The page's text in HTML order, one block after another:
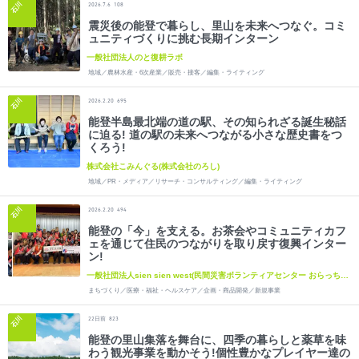
石川 2026.7.6 108
震災後の能登で暮らし、里山を未来へつなぐ。コミ
ュニティづくりに挑む長期インターン
一般社団法人のと復耕ラボ
地域／農林水産・6次産業／販売・接客／編集・ライティング
石川 2026.2.20 695
能登半島最北端の道の駅、その知られざる誕生秘話
に迫る! 道の駅の未来へつながる小さな歴史書をつ
くろう!
株式会社こみんぐる(株式会社のろし)
地域／PR・メディア／リサーチ・コンサルティング／編集・ライティング
石川 2026.2.20 494
能登の「今」を支える。お茶会やコミュニティカフ
ェを通じて住民のつながりを取り戻す復興インター
ン!
一般社団法人sien sien west(民間災害ボランティアセンター おらっちゃ
まちづくり／医療・福祉・ヘルスケア／企画・商品開発／新規事業
石川 22 日前 823
能登の里山集落を舞台に、四季の暮らしと薬草を味
わう観光事業を動かそう!個性豊かなプレイヤー達の